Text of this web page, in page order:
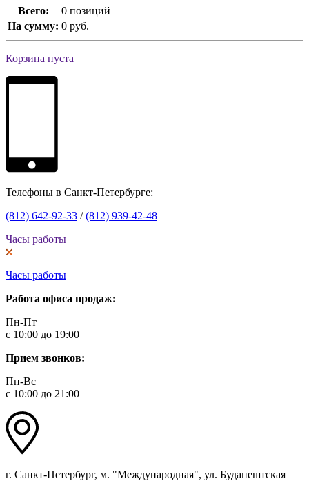
Всего:
0 позиций
На сумму: 0 руб.
Корзина пуста
Телефоны в Санкт-Петербурге:
(812) 642-92-33 /(812) 939-42-48
Часы работы
Часы работы
Работа офиса продаж:
Пн-Пт
с 10:00 до 19:00
Прием звонков:
Пн-Вс
с 10:00 до 21:00
г. Санкт-Петербург, м. "Международная", ул. Будапештская